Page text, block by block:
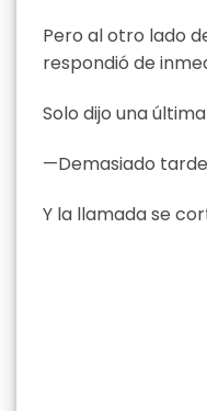
Pero al otro lado
respondió de
Solo dijo una
—Demasiado
Y la llamada se